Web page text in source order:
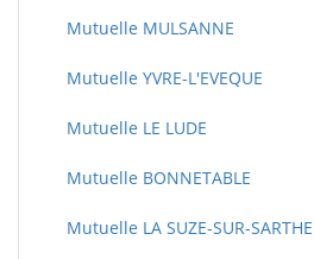
Mutuelle MULSANNE
Mutuelle YVRE-L'EVEQUE
Mutuelle LE LUDE
Mutuelle BONNETABLE
Mutuelle LA SUZE-SUR-SARTHE